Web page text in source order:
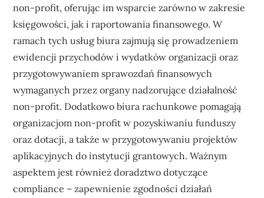
non-profit, oferując im wsparcie zarówno w zakresie
księgowości, jak i raportowania finansowego. W
ramach tych usług biura zajmują się prowadzeniem
ewidencji przychodów i wydatków organizacji oraz
przygotowywaniem sprawozdań finansowych
wymaganych przez organy nadzorujące działalność
non-profit. Dodatkowo biura rachunkowe pomagają
organizacjom non-profit w pozyskiwaniu funduszy
oraz dotacji, a także w przygotowywaniu projektów
aplikacyjnych do instytucji grantowych. Ważnym
aspektem jest również doradztwo dotyczące
compliance – zapewnienie zgodności działań